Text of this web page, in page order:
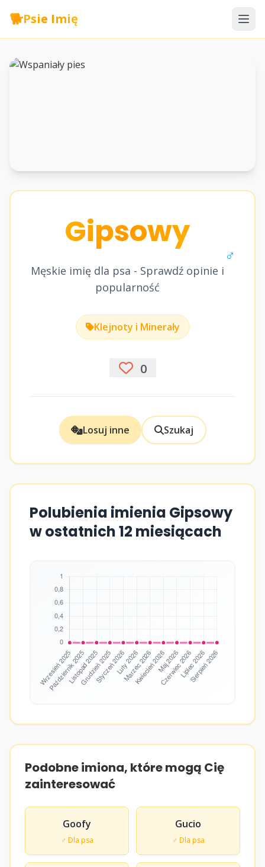
🐕Psie Imię
Gipsowy
Męskie imię dla psa - Sprawdź opinie i
popularność
♂
Klejnoty i Minerały
0
Losuj inne Szukaj
Polubienia imienia Gipsowy
w ostatnich 12 miesiącach
Podobne imiona, które mogą Cię
zainteresować
Goofy
♂ Dla psa
Gucio
♂ Dla psa